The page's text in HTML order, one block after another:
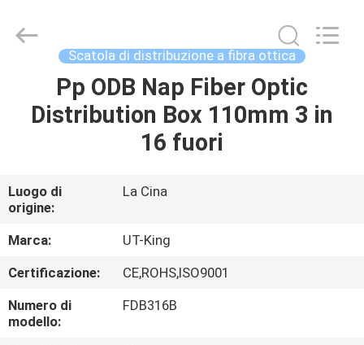
CASA
CIRCA
NOI
GIRO
DELLA
FABBRICA
Technology
Scatola di distribuzione a fibra ottica
Pp ODB Nap Fiber Optic
Distribution Box 110mm 3 in
16 fuori
Luogo di
origine:
La Cina
Marca:
UT-King
Certificazione:
CE,ROHS,ISO9001
Numero di
modello:
FDB316B